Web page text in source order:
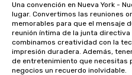
Una convención en Nueva York -
lugar. Convertimos las reuniones
memorables para que el mensaje
reunión íntima de la junta directiva
combinamos creatividad con la
impresión duradera. Además,
de entretenimiento que necesitas
negocios un recuerdo inolvidable.